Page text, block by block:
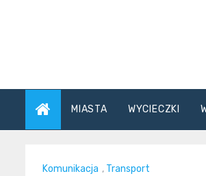
MIASTA WYCIECZKI
Komunikacja , Transport